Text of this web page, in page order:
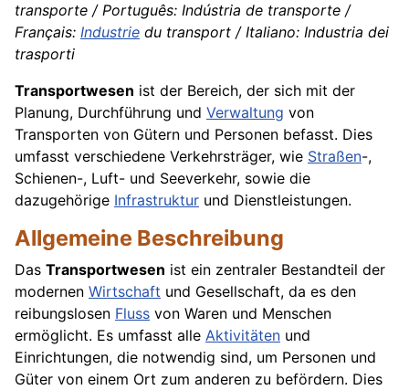
transporte / Português: Indústria de transporte /
Français: Industrie du transport / Italiano: Industria dei
trasporti
Transportwesen ist der Bereich, der sich mit der
Planung, Durchführung und Verwaltung von
Transporten von Gütern und Personen befasst. Dies
umfasst verschiedene Verkehrsträger, wie Straßen-,
Schienen-, Luft- und Seeverkehr, sowie die
dazugehörige Infrastruktur und Dienstleistungen.
Allgemeine Beschreibung
Das Transportwesen ist ein zentraler Bestandteil der
modernen Wirtschaft und Gesellschaft, da es den
reibungslosen Fluss von Waren und Menschen
ermöglicht. Es umfasst alle Aktivitäten und
Einrichtungen, die notwendig sind, um Personen und
Güter von einem Ort zum anderen zu befördern. Dies